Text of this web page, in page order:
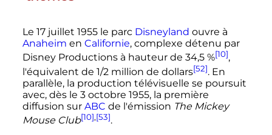
Le 17 juillet 1955le parc Disneyland ouvre à
Anaheim en Californie, complexe détenu par
Disney Productions à hauteur de 34,5 %[10],
l'équivalent de 1/2 million de dollars[52]. En
parallèle, la production télévisuelle se poursuit
avec, dès le 3 octobre 1955, la première
diffusion sur ABC de l'émission The Mickey
Mouse Club[10],[53].